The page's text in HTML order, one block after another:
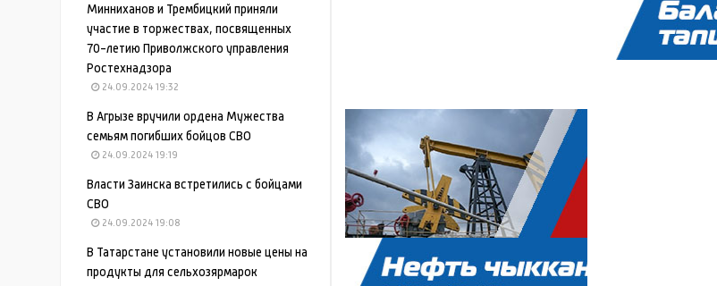
Минниханов и Трембицкий приняли
участие в торжествах, посвященных
70-летию Приволжского управления
Ростехнадзора
24.09.2024 19:32
В Агрызе вручили ордена Мужества
семьям погибших бойцов СВО
24.09.2024 19:19
Власти Заинска встретились с бойцами
СВО
24.09.2024 19:08
В Татарстане установили новые цены на
продукты для сельхозярмарок